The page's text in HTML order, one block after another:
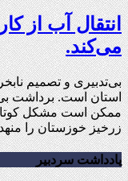
انتقال آب از
می‌کند.
بی‌تدبیری و تصمیم
استان است. برداشت
ممکن است مشکل
زرخیز خوزستان را
یادداشت سردبیر